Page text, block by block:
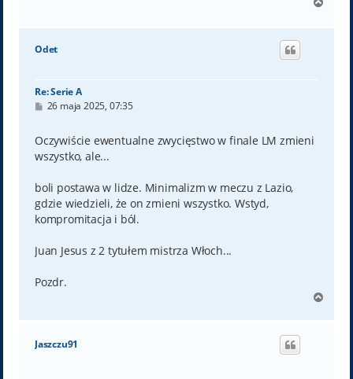
g
Odet
Re: Serie A
P
t
26 maja 2025, 07:35
Oczywiście ewentualne zwycięstwo w finale LM zmieni
wszystko, ale...
boli postawa w lidze. Minimalizm w meczu z Lazio,
gdzie wiedzieli, że on zmieni wszystko. Wstyd,
kompromitacja i ból.
Juan Jesus z 2 tytułem mistrza Włoch...
Pozdr.
g
Jaszczu91